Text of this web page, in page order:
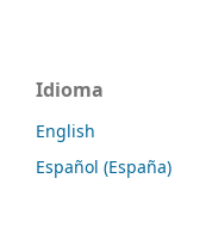
Idioma
English
Español (España)